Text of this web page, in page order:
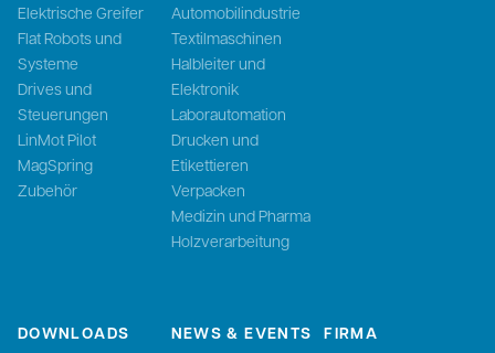
Elektrische Greifer
Flat Robots und
Systeme
Drives und
Steuerungen
LinMot Pilot
MagSpring
Zubehör
Automobilindustrie
Textilmaschinen
Halbleiter und
Elektronik
Laborautomation
Drucken und
Etikettieren
Verpacken
Medizin und Pharma
Holzverarbeitung
DOWNLOADS NEWS & EVENTS FIRMA